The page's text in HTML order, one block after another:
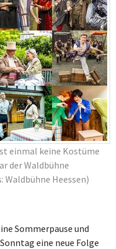
einmal keine Kostüme
der Waldbühne
Waldbühne Heessen)
Sommerpause und
eine neue Folge